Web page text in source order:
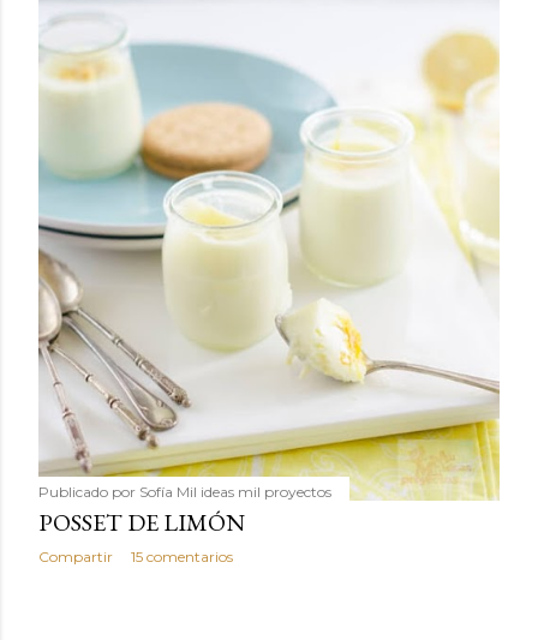
Publicado por Sofía Mil ideas mil proyectos
POSSET DE LIMÓN
Compartir 15 comentarios